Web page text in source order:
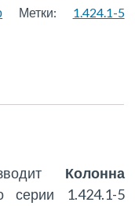
Метки: 1.424.1-5
Колонна
серии 1.424.1-5